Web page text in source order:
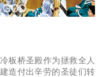
板桥圣殿作为拯救全人
造付出辛劳的圣徒们转